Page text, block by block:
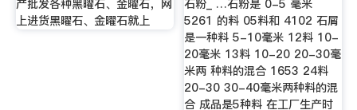
产批发各种黑曜石、金曜石，网
上进货黑曜石、金曜石就上
石粉_ …石粉是 0-5 毫米
5261 的料 05料和 4102 石屑
是一种料 5-10毫米 12料 10-
20毫米 13料 10-20 20-30毫
米两 种料的混合 1653 24料
20-30 30-40毫米两种料的混
合 成品是5种料 在工厂生产时